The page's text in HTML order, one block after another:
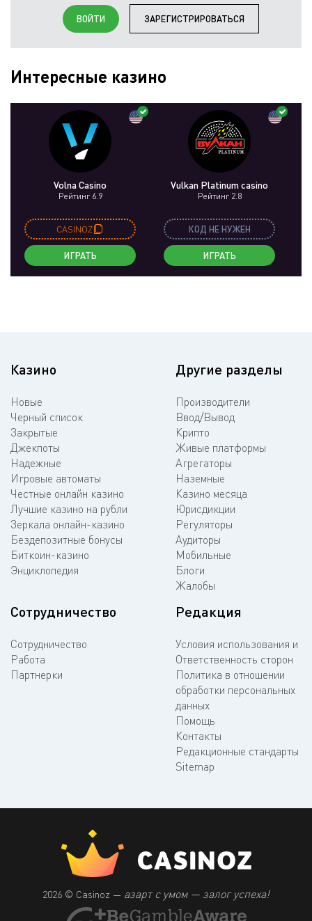
ВОЙТИ ЗАРЕГИСТРИРОВАТЬСЯ
Интересные казино
Volna Casino
Рейтинг 6.9
CASINOZ
ИГРАТЬ
Vulkan Platinum casino
Рейтинг 2.8
КОД НЕ НУЖЕН
ИГРАТЬ
Казино
Новые
Черный список
Закрытые
Джекпоты
Надежные
Игровые автоматы
Честные онлайн казино
Лучшие казино на рубли
Зеркала онлайн-казино
Бездепозитные бонусы
Биткоин-казино
Энциклопедия
Другие разделы
Производители
Ввод/Вывод
Крипто
Живые платформы
Агрегаторы
Наземные
Казино месяца
Юрисдикции
Регуляторы
Аудиторы
Мобильные
Блоги
Жалобы
Сотрудничество
Сотрудничество
Работа
Партнерки
Редакция
Условия использования и
Ответственность сторон
Политика в отношении
обработки персональных
данных
Помощь
Контакты
Редакционные стандарты
Sitemap
2026 © Casinoz — азарт с умом — залог успеха!